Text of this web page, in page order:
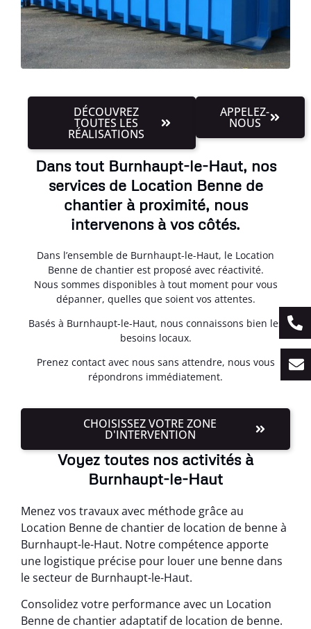
DÉCOUVREZ
TOUTES LES
RÉALISATIONS
APPELEZ-
NOUS
Dans tout Burnhaupt-le-Haut, nos
services de Location Benne de
chantier à proximité, nous
intervenons à vos côtés.
Dans l’ensemble de Burnhaupt-le-Haut, le Location
Benne de chantier est proposé avec réactivité.
Nous sommes disponibles à tout moment pour vous
dépanner, quelles que soient vos attentes.
Basés à Burnhaupt-le-Haut, nous connaissons bien les
besoins locaux.
Prenez contact avec nous sans attendre, nous vous
répondrons immédiatement.
CHOISISSEZ VOTRE ZONE
D'INTERVENTION
Voyez toutes nos activités à
Burnhaupt-le-Haut
Menez vos travaux avec méthode grâce au
Location Benne de chantier de location de benne à
Burnhaupt-le-Haut. Notre compétence apporte
une logistique précise pour louer une benne dans
le secteur de Burnhaupt-le-Haut.
Consolidez votre performance avec un Location
Benne de chantier adaptatif de location de benne.